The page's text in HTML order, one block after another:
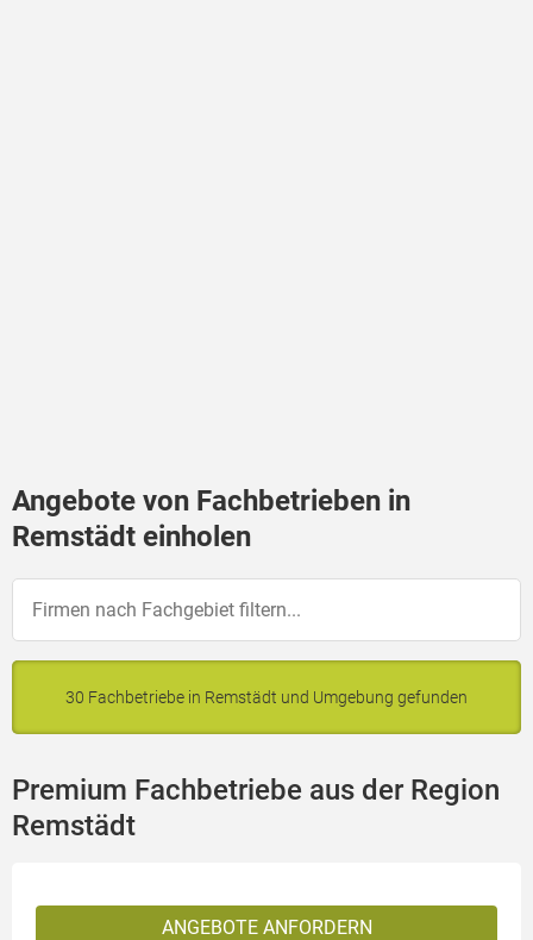
Angebote von Fachbetrieben in
Remstädt einholen
30 Fachbetriebe in Remstädt und Umgebung gefunden
Premium Fachbetriebe aus der Region
Remstädt
ANGEBOTE ANFORDERN